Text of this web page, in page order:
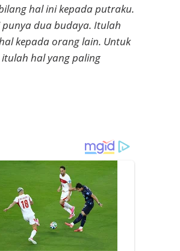
hal ini kepada putraku.
dua budaya. Itulah
kepada orang lain. Untuk
hal yang paling